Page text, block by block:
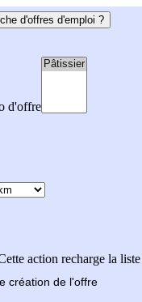
d'offres d'emploi ?
d'offre
action recharge la
création de l'offre